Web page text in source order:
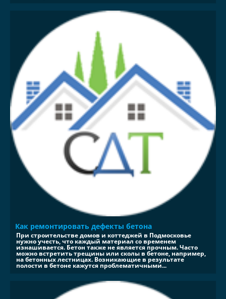
Как ремонтировать дефекты бетона
При строительстве домов и коттеджей в Подмосковье
нужно учесть, что каждый материал со временем
изнашивается. Бетон также не является прочным. Часто
можно встретить трещины или сколы в бетоне, например,
на бетонных лестницах. Возникающие в результате
полости в бетоне кажутся проблематичными...